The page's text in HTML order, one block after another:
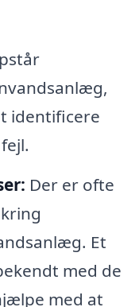
identificere
Der er ofte
Et
med de
med at